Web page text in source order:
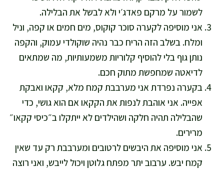
לשמור על מרקם פאדג׳י ולא לבשל את הבלילה.
אני מוסיפה לקערה סוכר קוקוס, מים חמים או קפה, וניל
ומלח. בשלב הזה הריח כבר נהיה שוקולדי עמוק, והקפה
נותן גוף בלי להוסיף קלוריות משמעותיות, מה שמתאים
לדיאטה שמחפשת מתוק חכם.
בקערה נפרדת אני מערבבת קמח מלא, קקאו ואבקת
אפייה. אני אוהבת לנפות את הקקאו אם הוא גושי, כדי
שהבלילה תהיה חלקה ושהילדים לא ייתקלו ב״כיסי קקאו״
מרירים.
אני מוסיפה את היבשים לרטובים ומערבבת רק עד שאין
קמח יבש. ערבוב יתר מפתח גלוטן ויכול לייבש, ואני רוצה